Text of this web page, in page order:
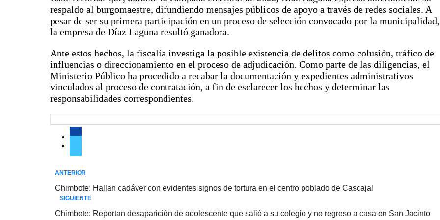
respaldo al burgomaestre, difundiendo mensajes públicos de apoyo a través de redes sociales. A
pesar de ser su primera participación en un proceso de selección convocado por la municipalidad,
la empresa de Díaz Laguna resultó ganadora.
Ante estos hechos, la fiscalía investiga la posible existencia de delitos como colusión, tráfico de
influencias o direccionamiento en el proceso de adjudicación. Como parte de las diligencias, el
Ministerio Público ha procedido a recabar la documentación y expedientes administrativos
vinculados al proceso de contratación, a fin de esclarecer los hechos y determinar las
responsabilidades correspondientes.
ANTERIOR
Chimbote: Hallan cadáver con evidentes signos de tortura en el centro poblado de Cascajal
SIGUIENTE
Chimbote: Reportan desaparición de adolescente que salió a su colegio y no regreso a casa en San Jacinto